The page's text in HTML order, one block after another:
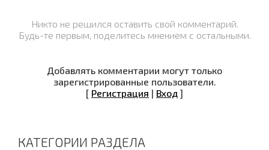
Никто не решился оставить свой комментарий.
Будь-те первым, поделитесь мнением с остальными.
Добавлять комментарии могут только
зарегистрированные пользователи.
[ Регистрация | Вход ]
КАТЕГОРИИ РАЗДЕЛА